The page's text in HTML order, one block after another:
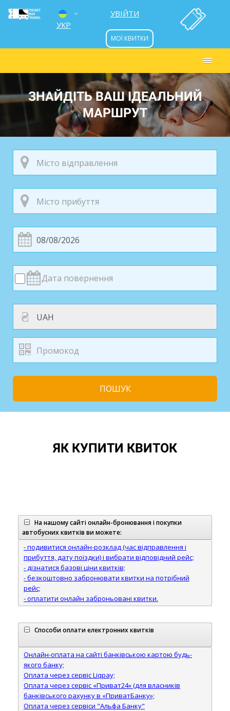
УКР
РУС
УВІЙТИ
МОЇ КВИТКИ
ЗНАЙДІТЬ ВАШ ІДЕАЛЬНИЙ
МАРШРУТ
₴
ПОШУК
ЯК КУПИТИ КВИТОК
На нашому сайті онлайн-бронювання і покупки
автобусних квитків ви можете:
- подивитися онлайн-розклад (час відправлення і
прибуття, дату поїздки) і вибрати відповідний рейс;
- дізнатися базові ціни квитків;
- безкоштовно забронювати квитки на потрібний
рейс;
- оплатити онлайн заброньовані квитки.
Способи оплати електронних квитків
Онлайн-оплата на сайті банківською картою будь-
якого банку;
Оплата через сервіс Liqpay;
Оплата через сервіс «Приват24» (для власників
банківського рахунку в «ПриватБанку»;
Оплата через сервіси "Альфа Банку"